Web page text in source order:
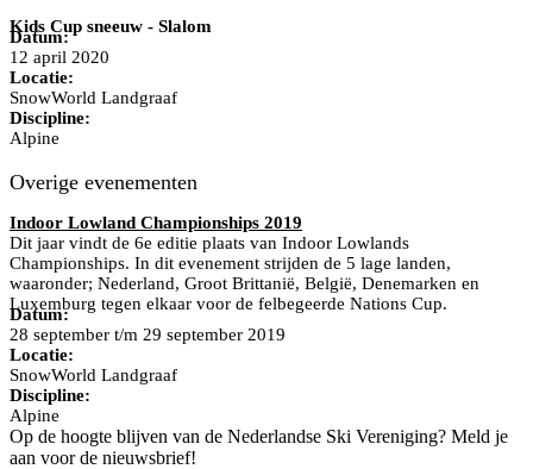
Kids Cup sneeuw - Slalom
Datum:
12 april 2020
Locatie:
SnowWorld Landgraaf
Discipline:
Alpine
Overige evenementen
Indoor Lowland Championships 2019
Dit jaar vindt de 6e editie plaats van Indoor Lowlands
Championships. In dit evenement strijden de 5 lage landen,
waaronder; Nederland, Groot Brittanië, België, Denemarken en
Luxemburg tegen elkaar voor de felbegeerde Nations Cup.
Datum:
28 september t/m 29 september 2019
Locatie:
SnowWorld Landgraaf
Discipline:
Alpine
Op de hoogte blijven van de Nederlandse Ski Vereniging? Meld je
aan voor de nieuwsbrief!